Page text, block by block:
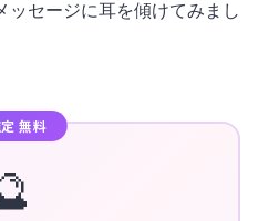
ッセージに耳を傾けてみまし
無料